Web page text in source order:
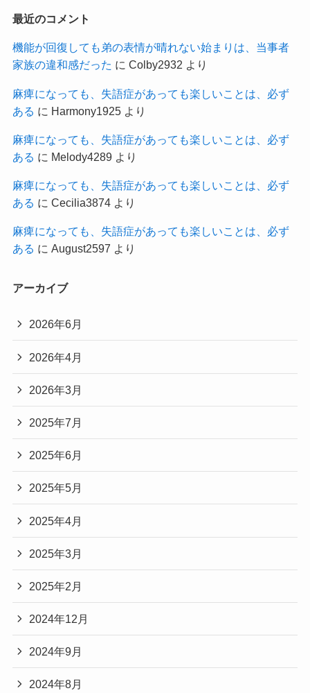
最近のコメント
機能が回復しても弟の表情が晴れない始まりは、当事者
家族の違和感だった に Colby2932 より
麻痺になっても、失語症があっても楽しいことは、必ず
ある に Harmony1925より
麻痺になっても、失語症があっても楽しいことは、必ず
ある に Melody4289より
麻痺になっても、失語症があっても楽しいことは、必ず
ある に Cecilia3874より
麻痺になっても、失語症があっても楽しいことは、必ず
ある に August2597 より
アーカイブ
2026年6月
2026年4月
2026年3月
2025年7月
2025年6月
2025年5月
2025年4月
2025年3月
2025年2月
2024年12月
2024年9月
2024年8月